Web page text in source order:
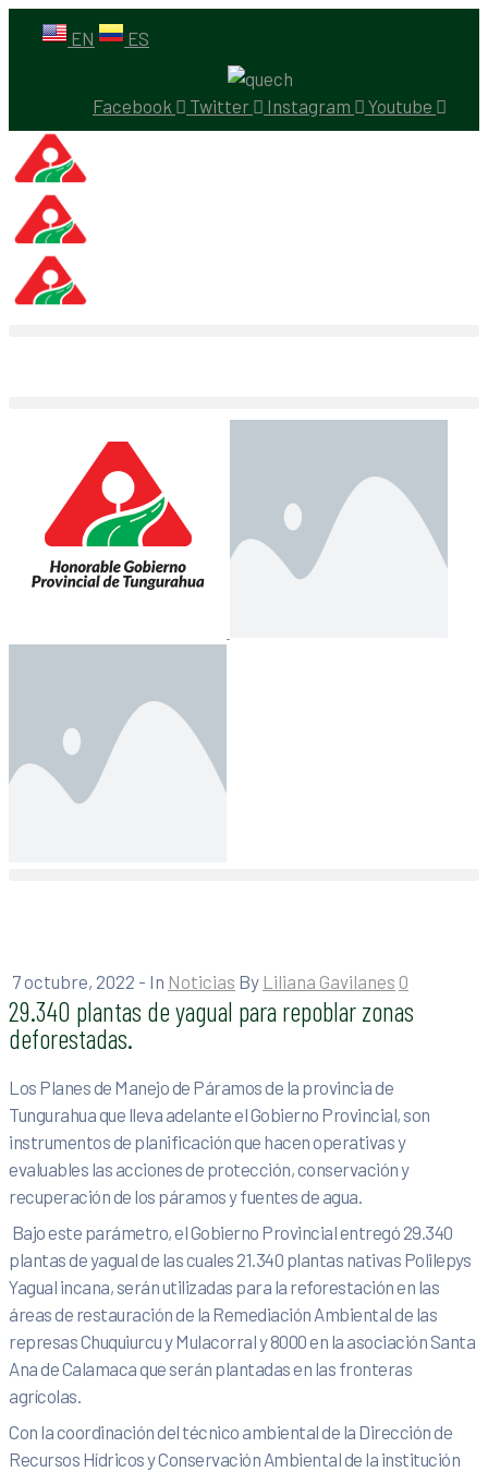
EN ES
Facebook Twitter Instagram Youtube
7 octubre, 2022 - In Noticias By Liliana Gavilanes 0
29.340 plantas de yagual para repoblar zonas
deforestadas.
Los Planes de Manejo de Páramos de la provincia de
Tungurahua que lleva adelante el Gobierno Provincial, son
instrumentos de planificación que hacen operativas y
evaluables las acciones de protección, conservación y
recuperación de los páramos y fuentes de agua.
Bajo este parámetro, el Gobierno Provincial entregó 29.340
plantas de yagual de las cuales 21.340 plantas nativas Polilepys
Yagual incana, serán utilizadas para la reforestación en las
áreas de restauración de la Remediación Ambiental de las
represas Chuquiurcu y Mulacorral y 8000 en la asociación Santa
Ana de Calamaca que serán plantadas en las fronteras
agrícolas.
Con la coordinación del técnico ambiental de la Dirección de
Recursos Hídricos y Conservación Ambiental de la institución